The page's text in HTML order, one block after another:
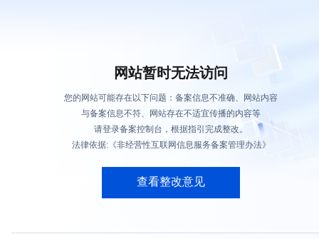
网站暂时无法访问
您的网站可能存在以下问题：备案信息不准确、网站内容
与备案信息不符、网站存在不适宜传播的内容等
请登录备案控制台，根据指引完成整改。
法律依据:《非经营性互联网信息服务备案管理办法》
查看整改意见